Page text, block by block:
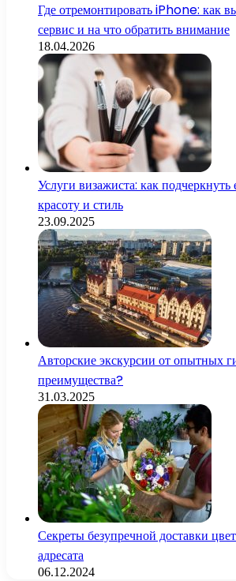
Где отремонтировать iPhone: как
сервис и на что обратить внимание
18.04.2026
Услуги визажиста: как подчеркнуть
красоту и стиль
23.09.2025
Авторские экскурсии от опытных
преимущества?
31.03.2025
Секреты безупречной доставки
адресата
06.12.2024